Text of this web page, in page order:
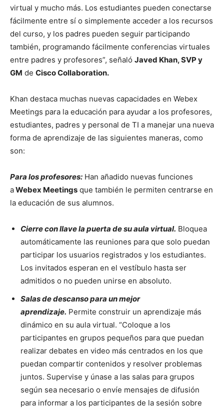
virtual y mucho más. Los estudiantes pueden conectarse
fácilmente entre sí o simplemente acceder a los recursos
del curso, y los padres pueden seguir participando
también, programando fácilmente conferencias virtuales
entre padres y profesores”, señaló Javed Khan, SVP y
GM de Cisco Collaboration.
Khan destaca muchas nuevas capacidades en Webex
Meetings para la educación para ayudar a los profesores,
estudiantes, padres y personal de TI a manejar una nueva
forma de aprendizaje de las siguientes maneras, como
son:
Para los profesores: Han añadido nuevas funciones
aWebex Meetings que también le permiten centrarse en
la educación de sus alumnos.
Cierre con llave la puerta de su aula virtual. Bloquea
automáticamente las reuniones para que solo puedan
participar los usuarios registrados y los estudiantes.
Los invitados esperan en el vestíbulo hasta ser
admitidos o no pueden unirse en absoluto.
Salas de descanso para un mejor
aprendizaje. Permite construir un aprendizaje más
dinámico en su aula virtual. “Coloque a los
participantes en grupos pequeños para que puedan
realizar debates en video más centrados en los que
puedan compartir contenidos y resolver problemas
juntos. Supervise y únase a las salas para grupos
según sea necesario o envíe mensajes de difusión
para informar a los participantes de la sesión sobre